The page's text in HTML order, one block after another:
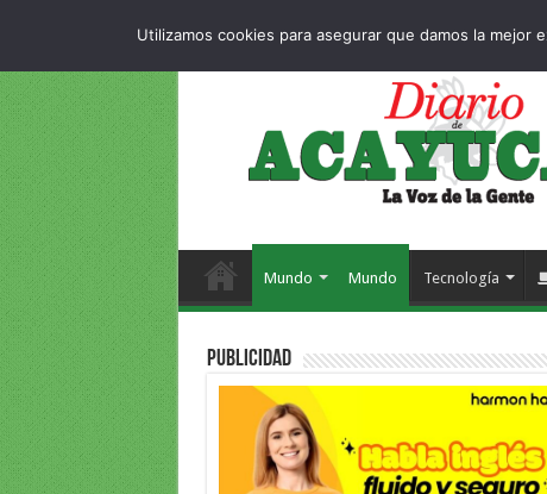
Mundo Mundo Tecnología
PUBLICIDAD
Utilizamos cookies para asegurar que damos la